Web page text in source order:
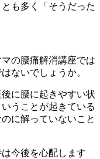
も多く「そうだった
マの腰痛解消講座では
ないでしょうか。
に腰に起きやすい状
うことが起きている
に解っていないこと
今後を心配します